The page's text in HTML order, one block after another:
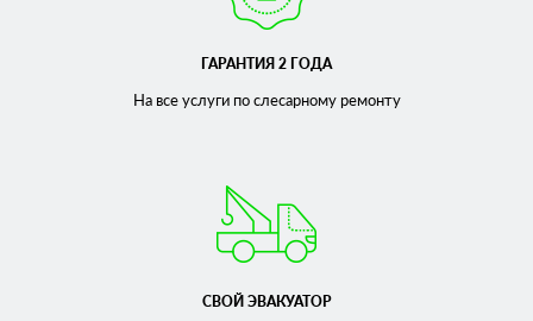
ГАРАНТИЯ 2 ГОДА
На все услуги по слесарномуремонту
СВОЙ ЭВАКУАТОР